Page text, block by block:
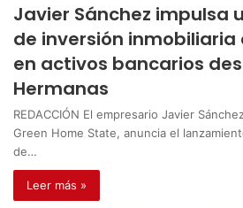
Javier Sánchez impulsa
de inversión
en activos bancarios
Hermanas
REDACCIÓN El empresario Javier
Green Home State, anuncia el
de…
Leer más »